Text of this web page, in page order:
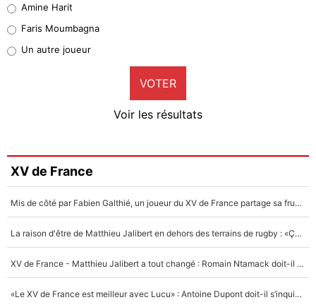
1%
9%
Faris Moumbagna
4%
Un autre joueur
5%
Amine Harit
Faris Moumbagna
Un autre joueur
VOTER
Voir les résultats
XV de France
Mis de côté par Fabien Galthié, un joueur du XV de France partage sa frustration : «ils ne me l’ont pas dit tout de suite»
La raison d'être de Matthieu Jalibert en dehors des terrains de rugby : «Ça m'atteint autant que si tu touches à un membre de ma famille»
XV de France - Matthieu Jalibert a tout changé : Romain Ntamack doit-il s’inquiéter pour sa place à un an de la Coupe du monde ?
«Le XV de France est meilleur avec Lucu» : Antoine Dupont doit-il s’inquiéter pour sa place ?